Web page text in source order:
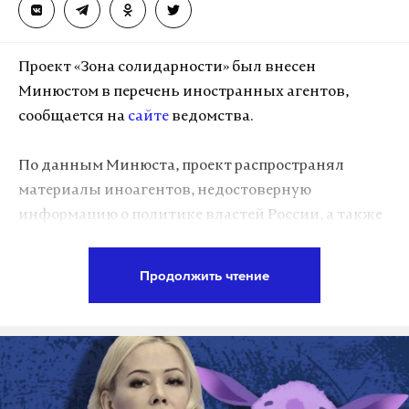
все. За долгий срок поисков того, что можно и чего
все, но в ограниченном количестве.
Артистка рассказала, что она регулярно сдает
витамины. С помощью специалистов балерина
следит за своим здоровьем, что помогает ей
выступлений.
себе, Воронцова отметила, что уже много лет не
читает критических статей. По мнению балерины,
хорошая критика расслабляет, а плохая не дает
Проект «Зона солидарности» был внесен
Минюстом в перечень иностранных агентов,
сообщается на сайте ведомства.
По данным Минюста, проект распространял
материалы иноагентов, недостоверную
информацию о политике властей России, а также
журналистов Валерия Панюшкина, Анастасию
Голубеву и Светлану Осипову, политолога Ирину
Бусыгину, активиста Анастасию Шевченко и
Продолжить чтение